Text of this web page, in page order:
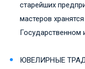
старейших
мастеров
Государственном
ЮВЕЛИРНЫЕ